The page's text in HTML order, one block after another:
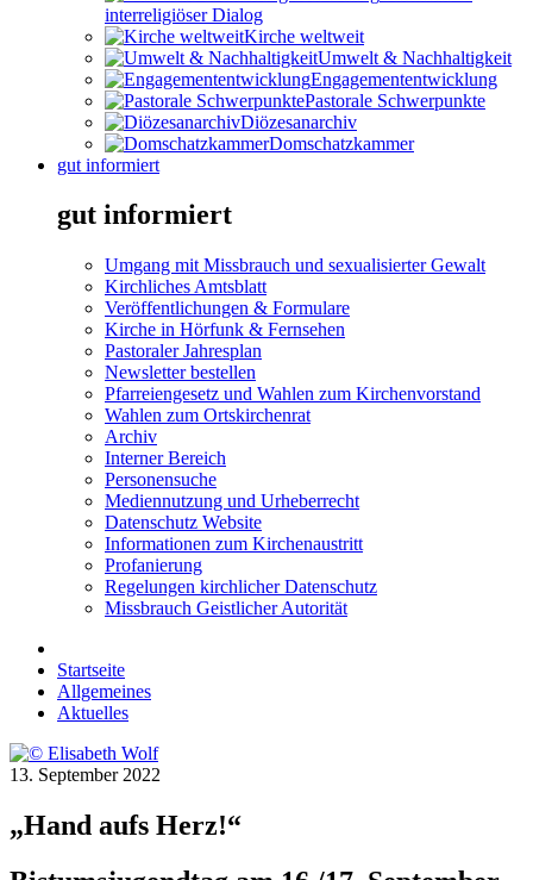
interreligiöser Dialog
Kirche weltweit
Umwelt & Nachhaltigkeit
Engagemententwicklung
Pastorale Schwerpunkte
Diözesanarchiv
Domschatzkammer
gut informiert
gut informiert
Umgang mit Missbrauch und sexualisierter Gewalt
Kirchliches Amtsblatt
Veröffentlichungen & Formulare
Kirche in Hörfunk & Fernsehen
Pastoraler Jahresplan
Newsletter bestellen
Pfarreiengesetz und Wahlen zum Kirchenvorstand
Wahlen zum Ortskirchenrat
Archiv
Interner Bereich
Personensuche
Mediennutzung und Urheberrecht
Datenschutz Website
Informationen zum Kirchenaustritt
Profanierung
Regelungen kirchlicher Datenschutz
Missbrauch Geistlicher Autorität
Startseite
Allgemeines
Aktuelles
13. September 2022
„Hand aufs Herz!“